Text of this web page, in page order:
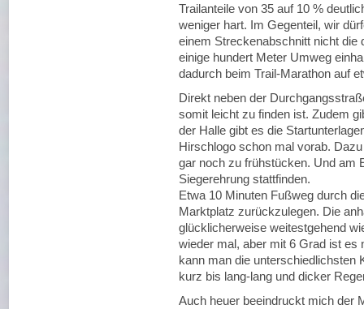
Trailanteile von 35 auf 10 %
weniger hart. Im Gegenteil, wir
einem Streckenabschnitt nicht die
einige hundert Meter Umweg
dadurch beim Trail-Marathon auf
Direkt neben der
somit leicht zu finden ist. Zudem
der Halle gibt es die
Hirschlogo schon mal vorab.
gar noch zu frühstücken. Und am
Siegerehrung stattfinden.
Etwa 10 Minuten Fußweg durch
Marktplatz zurückzulegen. Die
glücklicherweise weitestgehend
wieder mal, aber mit 6 Grad ist
kann man die unterschiedlichsten
kurz bis lang-lang und dicker
Auch heuer beeindruckt mich der